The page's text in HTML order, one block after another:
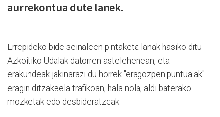
aurrekontua dute lanek.
Errepideko bide seinaleen pintaketa lanak hasiko ditu
Azkoitiko Udalak datorren astelehenean, eta
erakundeak jakinarazi du horrek "eragozpen puntualak"
eragin ditzakeela trafikoan, hala nola, aldi baterako
mozketak edo desbideratzeak.